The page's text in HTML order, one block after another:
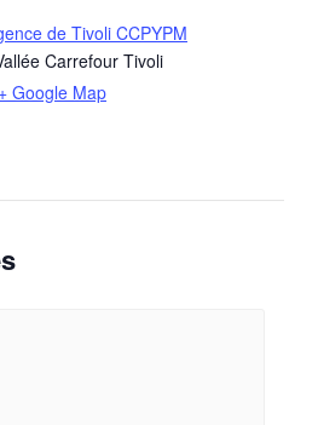
de Tivoli CCPYPM
Carrefour Tivoli
+ Google Map